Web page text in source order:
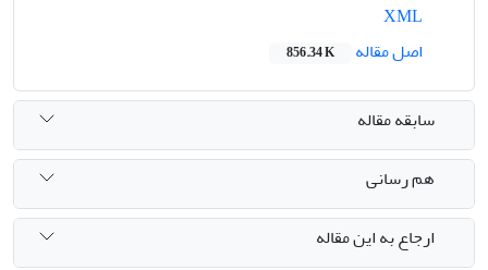
اصل مقاله
856.34 K
سابقه مقاله
هم رسانی
ارجاع به این مقاله